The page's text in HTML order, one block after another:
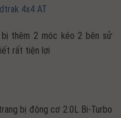
thêm 2 móc kéo 2 bên sử
rất tiện lợi
bị động cơ 2.0L Bi-Turbo